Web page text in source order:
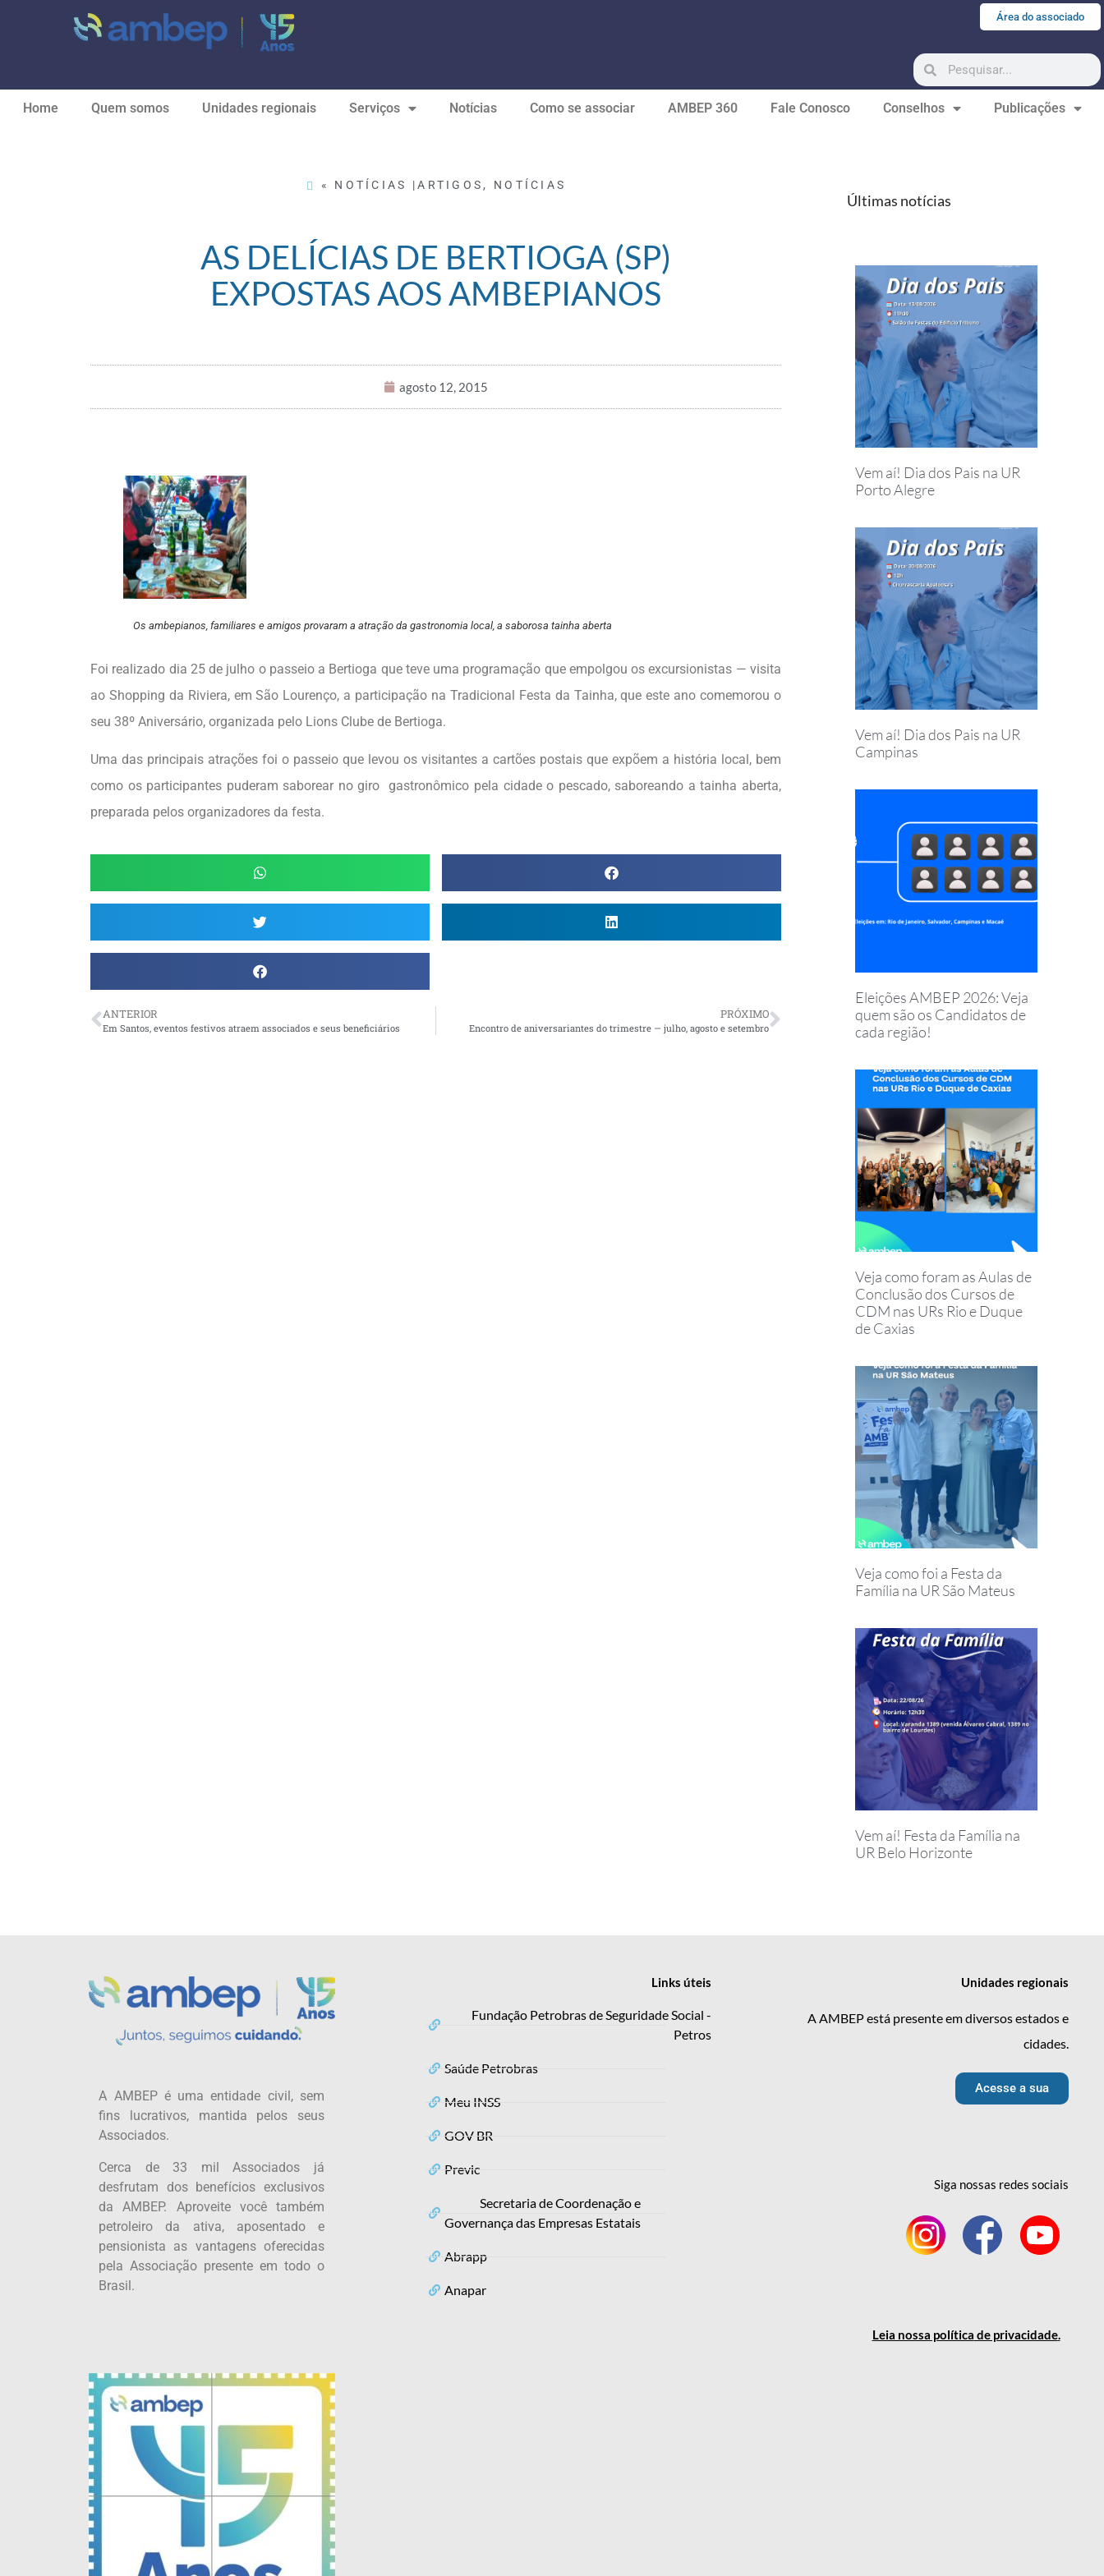
Área do associado
Home Quem somos Unidades regionais Serviços Notícias Como se associar AMBEP 360 Fale Conosco Conselhos Publicações
« NOTÍCIAS |ARTIGOS , NOTÍCIAS
AS DELÍCIAS DE BERTIOGA (SP)
EXPOSTAS AOS AMBEPIANOS
agosto 12, 2015
Os ambepianos, familiares e amigos provaram a atração da gastronomia local, a saborosa tainha aberta
Foi realizado dia 25 de julho o passeio a Bertioga que teve uma programação que empolgou os excursionistas — visita
ao Shopping da Riviera, em São Lourenço, a participação na Tradicional Festa da Tainha, que este ano comemorou o
seu 38º Aniversário, organizada pelo Lions Clube de Bertioga.
Uma das principais atrações foi o passeio que levou os visitantes a cartões postais que expõem a história local, bem
como os participantes puderam saborear no giro gastronômico pela cidade o pescado, saboreando a tainha aberta,
preparada pelos organizadores da festa.
ANTERIOR
Em Santos, eventos festivos atraem associados e seus beneficiários
PRÓXIMO
Encontro de aniversariantes do trimestre — julho, agosto e setembro
Últimas notícias
Vem aí! Dia dos Pais na UR
Porto Alegre
Vem aí! Dia dos Pais na UR
Campinas
Eleições AMBEP 2026: Veja
quem são os Candidatos de
cada região!
Veja como foram as Aulas de
Conclusão dos Cursos de
CDM nas URs Rio e Duque
de Caxias
Veja como foi a Festa da
Família na UR São Mateus
Vem aí! Festa da Família na
UR Belo Horizonte
A AMBEP é uma entidade civil, sem
fins lucrativos, mantida pelos seus
Associados.
Cerca de 33 mil Associados já
desfrutam dos benefícios exclusivos
da AMBEP. Aproveite você também
petroleiro da ativa, aposentado e
pensionista as vantagens oferecidas
pela Associação presente em todo o
Brasil.
Links úteis
Fundação Petrobras de Seguridade Social -
Petros
Saúde Petrobras
Meu INSS
GOV BR
Previc
Secretaria de Coordenação e
Governança das Empresas Estatais
Abrapp
Anapar
Unidades regionais
A AMBEP está presente em diversos estados e
cidades.
Acesse a sua
Siga nossas redes sociais
Leia nossa política de privacidade.